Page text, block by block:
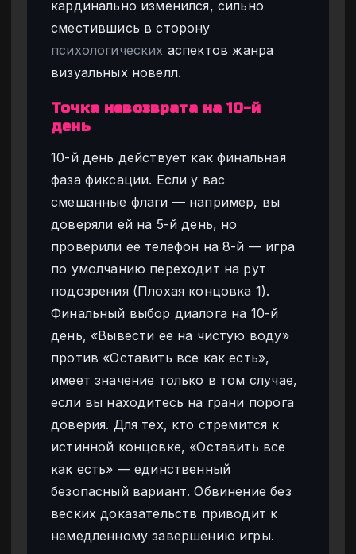
кардинально изменился, сильно
сместившись в сторону
психологических аспектов жанра
визуальных новелл.
Точка невозврата на 10-й
день
10-й день действует как финальная
фаза фиксации. Если у вас
смешанные флаги — например, вы
доверяли ей на 5-й день, но
проверили ее телефон на 8-й — игра
по умолчанию переходит на рут
подозрения (Плохая концовка 1).
Финальный выбор диалога на 10-й
день, «Вывести ее на чистую воду»
против «Оставить все как есть»,
имеет значение только в том случае,
если вы находитесь на грани порога
доверия. Для тех, кто стремится к
истинной концовке, «Оставить все
как есть» — единственный
безопасный вариант. Обвинение без
веских доказательств приводит к
немедленному завершению игры.